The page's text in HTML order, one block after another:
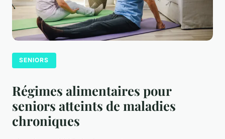
SENIORS
Régimes alimentaires pour
seniors atteints de maladies
chroniques